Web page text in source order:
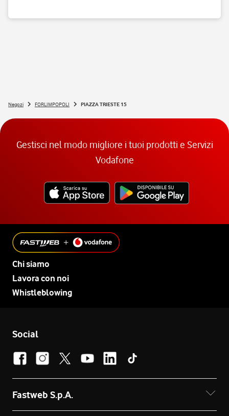
Negozi FORLIMPOPOLI PIAZZA TRIESTE 15
Gestisci nel modo migliore i tuoi prodotti e Servizi
Vodafone
Chi siamo
Lavora con noi
Whistleblowing
Social
Fastweb S.p.A.